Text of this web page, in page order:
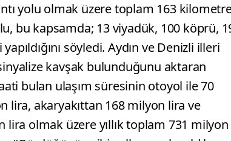
yolu olmak üzere toplam 163
bu kapsamda; 13 viyadük, 100 köprü,
söyledi. Aydın ve Denizli illeri
kavşak bulunduğunu aktaran
bulan ulaşım süresinin otoyol ile 70
lira, akaryakıttan 168 milyon lira ve
lira olmak üzere yıllık toplam 731 milyon